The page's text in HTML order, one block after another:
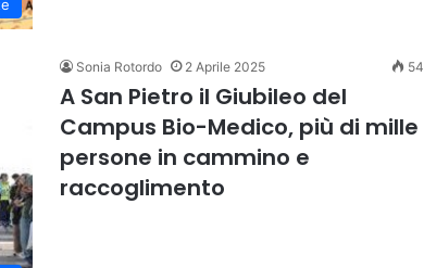
Sonia Rotordo 2 Aprile 2025 54
A San Pietro il Giubileo del
Campus Bio-Medico, più di mille
persone in cammino e
raccoglimento